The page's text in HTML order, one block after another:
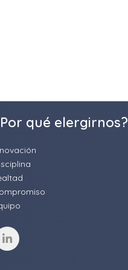
qué elergirnos?